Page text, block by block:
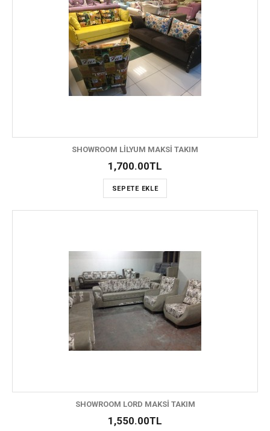
SHOWROOM LİLYUM MAKSİ TAKIM
1,700.00TL
SEPETE EKLE
SHOWROOM LORD MAKSİ TAKIM
1,550.00TL